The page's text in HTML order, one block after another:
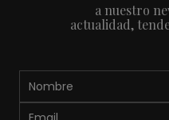
a nuestro
actualidad,